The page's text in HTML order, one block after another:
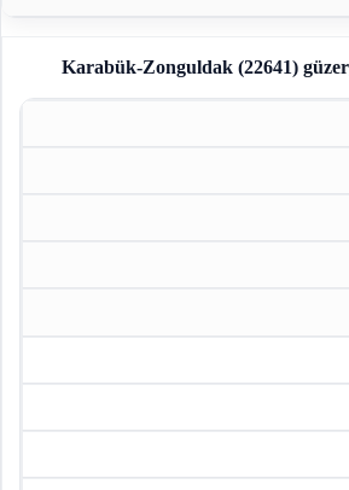
Karabük-Zonguldak (22641)